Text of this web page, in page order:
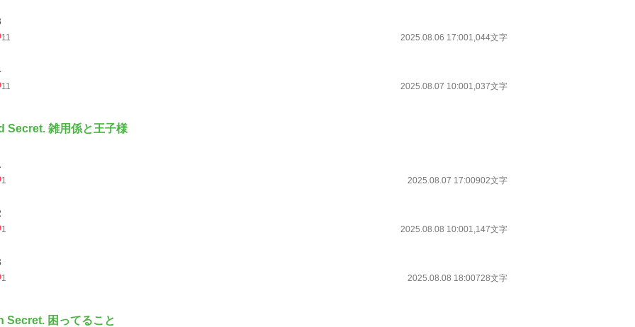
11 2025.08.06 17:001,044文字
11 2025.08.07 10:001,037文字
Secret. 雑用係と王子様
1 2025.08.07 17:00902文字
1 2025.08.08 10:001,147文字
1 2025.08.08 18:00728文字
Secret. 困ってること